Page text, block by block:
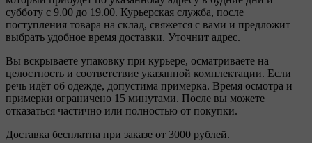
субботу с 9.00 до 19.00. Курьерская служба, после
поступления товара на склад, свяжется с вами и предложит
выбрать удобное время доставки. Уточнит адрес.
Вы вскрываете упаковку при курьере, осматриваете на
целостность и соответствие указанной комплектации. Если
речь идёт об одежде, допустима примерка. Время осмотра и
примерки ограничено 15 минутами. После вы можете
отказаться частично или полностью от покупки.
Доставка бесплатна при заказе от 3000 рублей.